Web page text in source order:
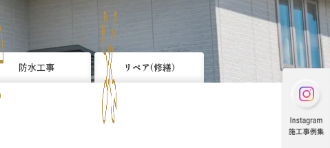
防水工事 リペア(修繕)